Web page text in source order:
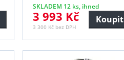
SKLADEM 12 ks, ihned
3 993 Kč
3 300 Kč bez DPH
Koupit